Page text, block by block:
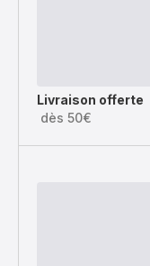
Livraison offerte
dès 50€